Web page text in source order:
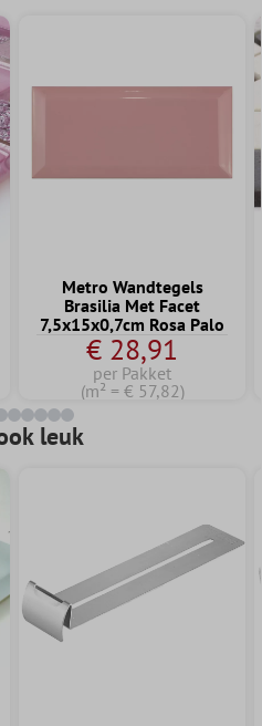
van 4.7 van 5 sterren
Metro Wandtegels
Brasilia Met Facet
7,5x15x0,7cm Rosa Palo
€ 28,91
per Pakket
(m² = € 57,82)
leuk